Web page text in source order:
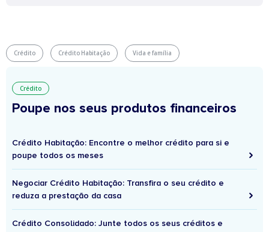
Crédito Crédito Habitação Vida e família
Crédito
Poupe nos seus produtos financeiros
Crédito Habitação: Encontre o melhor crédito para si e
poupe todos os meses
Negociar Crédito Habitação: Transfira o seu crédito e
reduza a prestação da casa
Crédito Consolidado: Junte todos os seus créditos e